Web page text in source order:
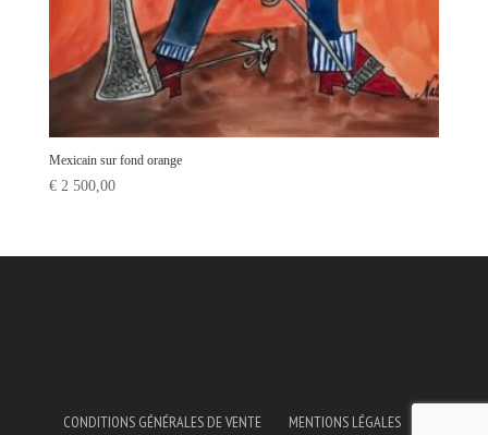
Mexicain sur fond orange
€2 500,00
CONDITIONS GÉNÉRALES DE VENTE MENTIONS LÉGALES